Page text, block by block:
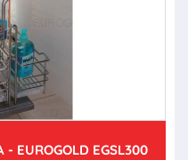
- EUROGOLD EGSL300